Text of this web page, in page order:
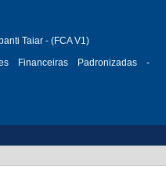
Taiar - (FCA V1)
Financeiras Padronizadas -